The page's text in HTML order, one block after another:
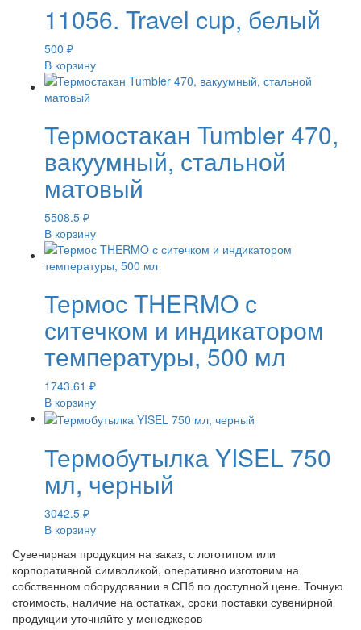
11056. Travel cup, белый
500 ₽
В корзину
Термостакан Tumbler 470,
вакуумный, стальной
матовый
5508.5 ₽
В корзину
Термос THERMO с
ситечком и индикатором
температуры, 500 мл
1743.61 ₽
В корзину
Термобутылка YISEL 750
мл, черный
3042.5 ₽
В корзину
Сувенирная продукция на заказ, с логотипом или
корпоративной символикой, оперативно изготовим на
собственном оборудовании в СПб по доступной цене. Точную
стоимость, наличие на остатках, сроки поставки сувенирной
продукции уточняйте у менеджеров